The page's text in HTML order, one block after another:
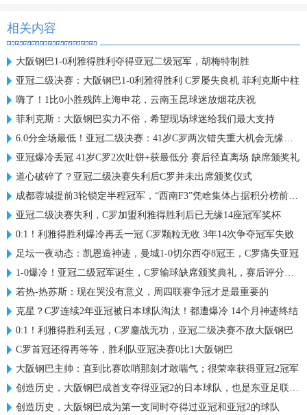
相关内容
大阪钢巴1-0利雅得胜利夺得亚冠二级冠军，胡梅特制胜
亚冠二级决赛：大阪钢巴1-0利雅得胜利 C罗屡失良机 菲利克斯中柱
嗨了！1比0小胜残阵上海申花，云南玉昆球迷放烟花庆祝
菲利克斯：大阪钢巴实力不俗，希望现场球迷给我们最大支持
6.0分全场最低！亚冠二级决赛：41岁C罗两次错失重大机会无缘首冠
亚冠爆冷丢冠 41岁C罗2次吐饼+获最低分 赛后径直离场 缺席颁奖礼
道心破碎了？亚冠二级决赛失利后C罗并未出席颁奖仪式
成都蓉城提前3轮锁定半程冠军，“西南F3”凭啥集体占据积分榜前三？
亚冠二级决赛失利，C罗加盟利雅得胜利后已无缘14座冠军奖杯
0:1！利雅得胜利爆冷再丢一冠 C罗颗粒无收 3年14次争夺冠军失败
足坛一夜动态：凯恩造神迹，曼城1-0切尔西夺8冠王，C罗痛失亚冠
1-0爆冷！亚冠二级冠军诞生，C罗输球缺席颁奖典礼，赛后评分出炉
若热-热苏斯：现在哭没有意义，周四联赛争冠才是最重要的
克星？C罗连续2年亚冠被日本球队淘汰！都遭爆冷 14个月神迹终结
0:1！利雅得胜利丢冠，C罗鏖战无功，亚冠二级决赛不敌大阪钢巴
C罗首冠还得再等等，胜利队亚冠决赛0比1大阪钢巴
大阪钢巴主帅：直到比赛吹哨那刻才敢喘气；很荣幸获得亚冠2冠军
创造历史，大阪钢巴成首支夺得亚冠2的日本球队，也是东亚足联首队
创造历史，大阪钢巴成为第一支同时夺得过亚冠和亚冠2的球队